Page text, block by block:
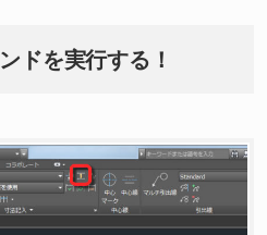
ドを実行する！